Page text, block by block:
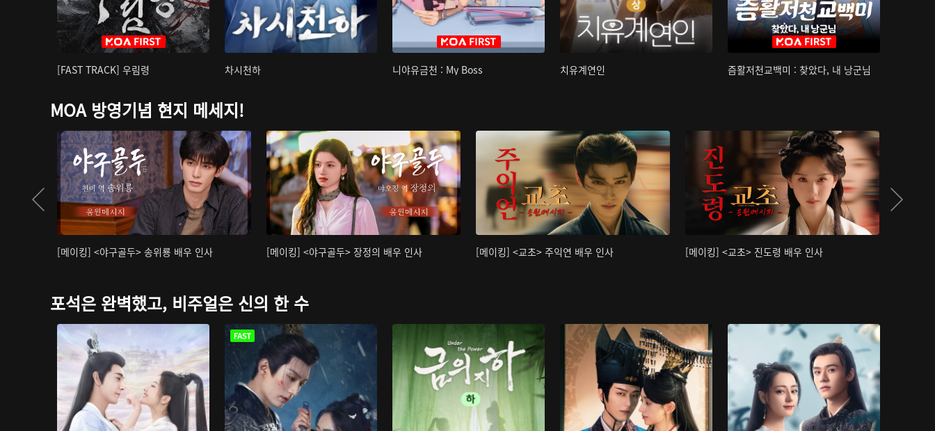
[FAST TRACK] 우림령 차시천하 니야유금천 : My Boss 치유계연인 즘활저천교백미 : 찾았다, 내 낭군님
MOA 방영기념 현지 메세지!
[메이킹] <야구골두> 송위룡 배우 인사 [메이킹] <야구골두> 장정의 배우 인사 [메이킹] <교초> 주익연 배우 인사 [메이킹] <교초> 진도령 배우 인사
포석은 완벽했고, 비주얼은 신의 한 수